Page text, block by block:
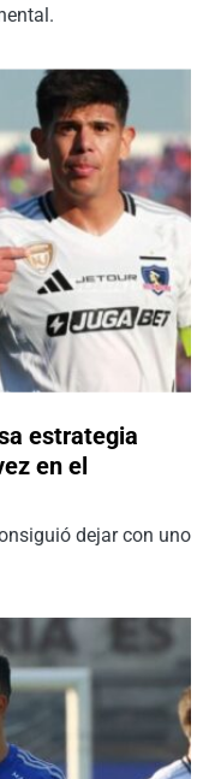
estrategia
en el
dejar con uno